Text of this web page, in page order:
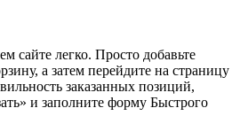
сайте легко. Просто добавьте
а затем перейдите на страницу
заказанных позиций,
и заполните форму Быстрого